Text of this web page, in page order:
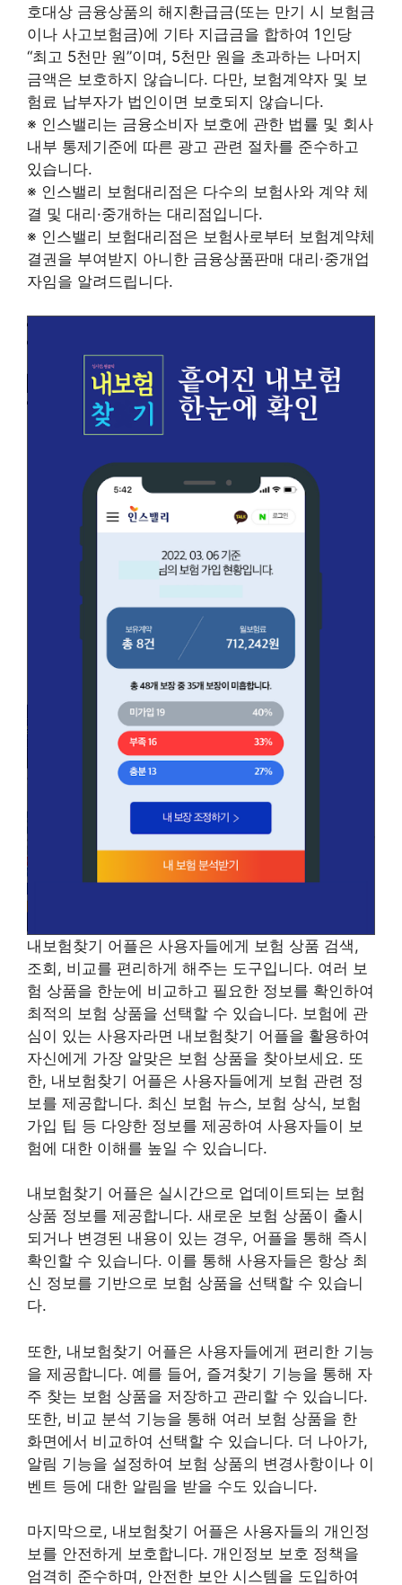
호대상 금융상품의 해지환급금(또는 만기 시 보험금
이나 사고보험금)에 기타 지급금을 합하여 1인당
“최고 5천만 원”이며, 5천만 원을 초과하는 나머지
금액은 보호하지 않습니다. 다만, 보험계약자 및 보
험료 납부자가 법인이면 보호되지 않습니다.
※ 인스밸리는 금융소비자 보호에 관한 법률 및 회사
내부 통제기준에 따른 광고 관련 절차를 준수하고
있습니다.
※ 인스밸리 보험대리점은 다수의 보험사와 계약 체
결 및 대리·중개하는 대리점입니다.
※ 인스밸리 보험대리점은 보험사로부터 보험계약체
결권을 부여받지 아니한 금융상품판매 대리·중개업
자임을 알려드립니다.
내보험찾기 어플은 사용자들에게 보험 상품 검색,
조회, 비교를 편리하게 해주는 도구입니다. 여러 보
험 상품을 한눈에 비교하고 필요한 정보를 확인하여
최적의 보험 상품을 선택할 수 있습니다. 보험에 관
심이 있는 사용자라면 내보험찾기 어플을 활용하여
자신에게 가장 알맞은 보험 상품을 찾아보세요. 또
한, 내보험찾기 어플은 사용자들에게 보험 관련 정
보를 제공합니다. 최신 보험 뉴스, 보험 상식, 보험
가입 팁 등 다양한 정보를 제공하여 사용자들이 보
험에 대한 이해를 높일 수 있습니다.
내보험찾기 어플은 실시간으로 업데이트되는 보험
상품 정보를 제공합니다. 새로운 보험 상품이 출시
되거나 변경된 내용이 있는 경우, 어플을 통해 즉시
확인할 수 있습니다. 이를 통해 사용자들은 항상 최
신 정보를 기반으로 보험 상품을 선택할 수 있습니
다.
또한, 내보험찾기 어플은 사용자들에게 편리한 기능
을 제공합니다. 예를 들어, 즐겨찾기 기능을 통해 자
주 찾는 보험 상품을 저장하고 관리할 수 있습니다.
또한, 비교 분석 기능을 통해 여러 보험 상품을 한
화면에서 비교하여 선택할 수 있습니다. 더 나아가,
알림 기능을 설정하여 보험 상품의 변경사항이나 이
벤트 등에 대한 알림을 받을 수도 있습니다.
마지막으로, 내보험찾기 어플은 사용자들의 개인정
보를 안전하게 보호합니다. 개인정보 보호 정책을
엄격히 준수하며, 안전한 보안 시스템을 도입하여